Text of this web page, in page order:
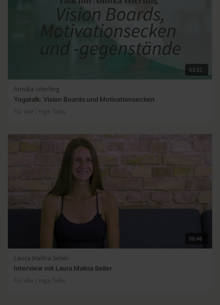
03:52
Annika Isterling
Yogatalk: Vision Boards und Motivationsecken
Für alle | Yoga Talks
06:46
Laura Malina Seiler
Interview mit Laura Malina Seiler
Für alle | Yoga Talks